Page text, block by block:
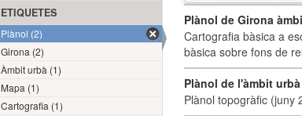
Plànol de Girona
Cartografia bàsica a
bàsica sobre fons de
Plànol de l'àmbit
Plànol topogràfic (juny
ETIQUETES
Plànol (2)
Girona (2)
Àmbit urbà (1)
Mapa (1)
Cartografia (1)